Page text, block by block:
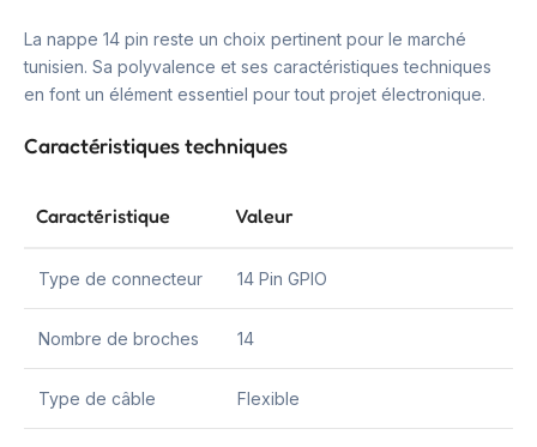
La nappe 14 pin reste un choix pertinent pour le marché
tunisien. Sa polyvalence et ses caractéristiques techniques
en font un élément essentiel pour tout projet électronique.
Caractéristiques techniques
Caractéristique Valeur
Type de connecteur 14 Pin GPIO
Nombre de broches 14
Type de câble Flexible